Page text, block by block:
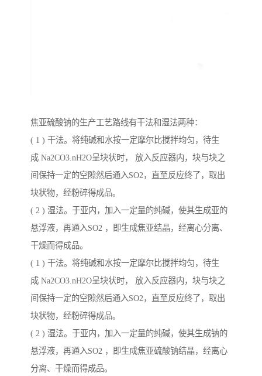
焦亚硫酸钠的生产工艺路线有干法和湿法两种：
( 1 ) 干法。将纯碱和水按一定摩尔比搅拌均匀，待生
成 Na2CO3.nH2O呈块状时， 放入反应器内，块与块之
间保持一定的空隙然后通入SO2，直至反应终了，取出
块状物，经粉碎得成品。
( 2 ) 湿法。于亚内，加入一定量的纯碱，使其生成亚的
悬浮液，再通入SO2 ，即生成焦亚结晶，经离心分离、
干燥而得成品。
( 1 ) 干法。将纯碱和水按一定摩尔比搅拌均匀，待生
成 Na2CO3.nH2O呈块状时， 放入反应器内，块与块之
间保持一定的空隙然后通入SO2，直至反应终了，取出
块状物，经粉碎得成品。
( 2 ) 湿法。于亚内，加入一定量的纯碱，使其生成钠的
悬浮液，再通入SO2 ，即生成焦亚硫酸钠结晶，经离心
分离、干燥而得成品。